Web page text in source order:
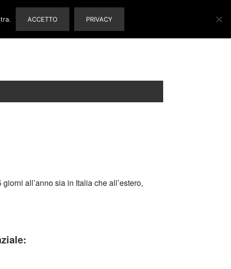
all’anno sia in Italia che all’estero,
ACCETTO PRIVACY